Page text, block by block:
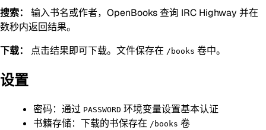
搜索：
输入书名或作者，OpenBooks 查询 IRC Highway 并在
数秒内返回结果。
下载：
点击结果即可下载。文件保存在 /books 卷中。
设置
密码：通过 PASSWORD 环境变量设置基本认证
书籍存储：下载的书保存在 /books 卷